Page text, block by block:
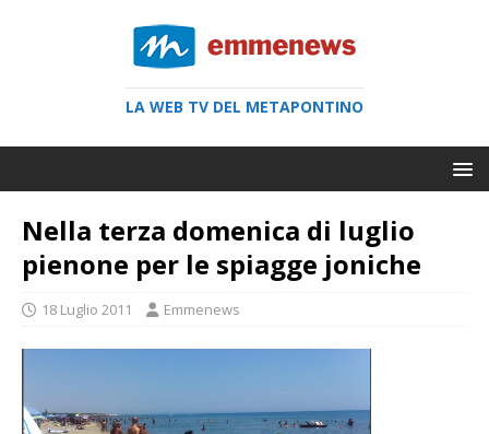
LA WEB TV DEL METAPONTINO
Nella terza domenica di luglio
pienone per le spiagge joniche
18 Luglio 2011 Emmenews